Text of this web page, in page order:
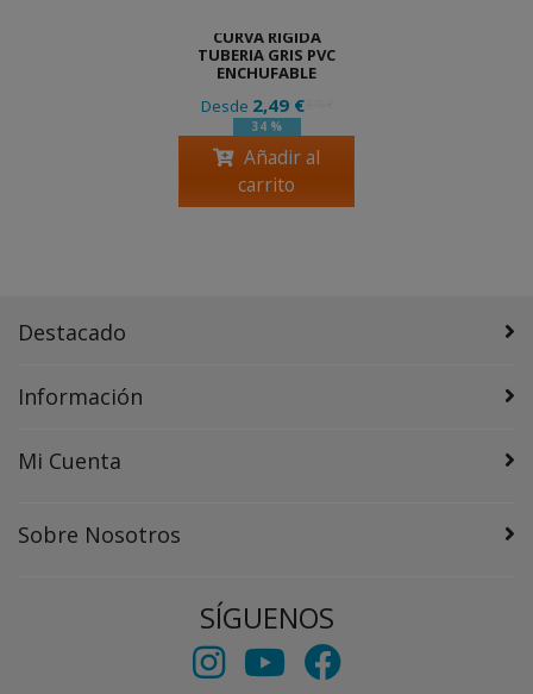
CURVA RIGIDA
TUBERIA GRIS PVC
ENCHUFABLE
Desde 2,49 €3,78 €
34 %
Añadir al
carrito
Destacado
Información
Mi Cuenta
Sobre Nosotros
SÍGUENOS